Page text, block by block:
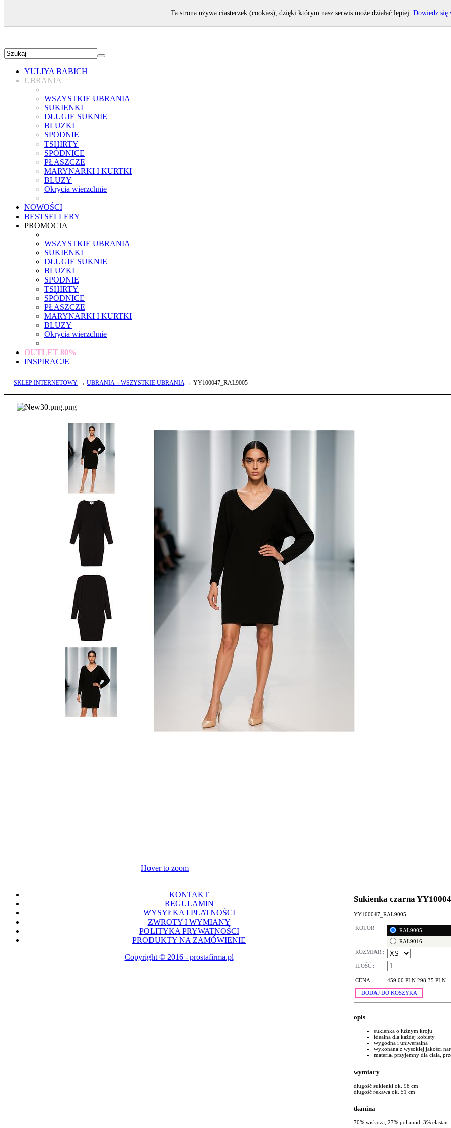
YULIYA BABICH
UBRANIA
WSZYSTKIE UBRANIA
SUKIENKI
DŁUGIE SUKNIE
BLUZKI
SPODNIE
TSHIRTY
SPÓDNICE
PŁASZCZE
MARYNARKI I KURTKI
BLUZY
Okrycia wierzchnie
NOWOŚCI
BESTSELLERY
PROMOCJA
WSZYSTKIE UBRANIA
SUKIENKI
DŁUGIE SUKNIE
BLUZKI
SPODNIE
TSHIRTY
SPÓDNICE
PŁASZCZE
MARYNARKI I KURTKI
BLUZY
Okrycia wierzchnie
OUTLET 80%
INSPIRACJE
SKLEP INTERNETOWY → UBRANIA→WSZYSTKIE UBRANIA→ YY100047_RAL9005
Hover to zoom
Sukienka czarna
YY100047_RAL9005
KOLOR :
RAL9005
RAL9016
ROZMIAR :
ILOŚĆ :
CENA : 459,00 PLN 298,35 PLN
DODAJ DO KOSZYKA
opis
sukienka o luźnym kroju
idealna dla każdej kobiety
wygodna i uniwersalna
wykonana z wysokiej jakości
materiał przyjemny dla ciała,
wymiary
długość sukienki ok. 98 cm
długość rękawa ok. 51 cm
tkanina
70% wiskoza, 27% poliamid, 3% elastan
KONTAKT
REGULAMIN
WYSYŁKA I PŁATNOŚCI
ZWROTY I WYMIANY
POLITYKA PRYWATNOŚCI
PRODUKTY NA ZAMÓWIENIE
Copyright © 2016 - prostafirma.pl
Ta strona używa ciasteczek (cookies), dzięki którym nasz serwis może działać lepiej. Dowiedz się